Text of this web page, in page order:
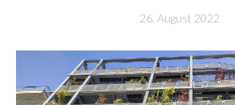
26. August 2022